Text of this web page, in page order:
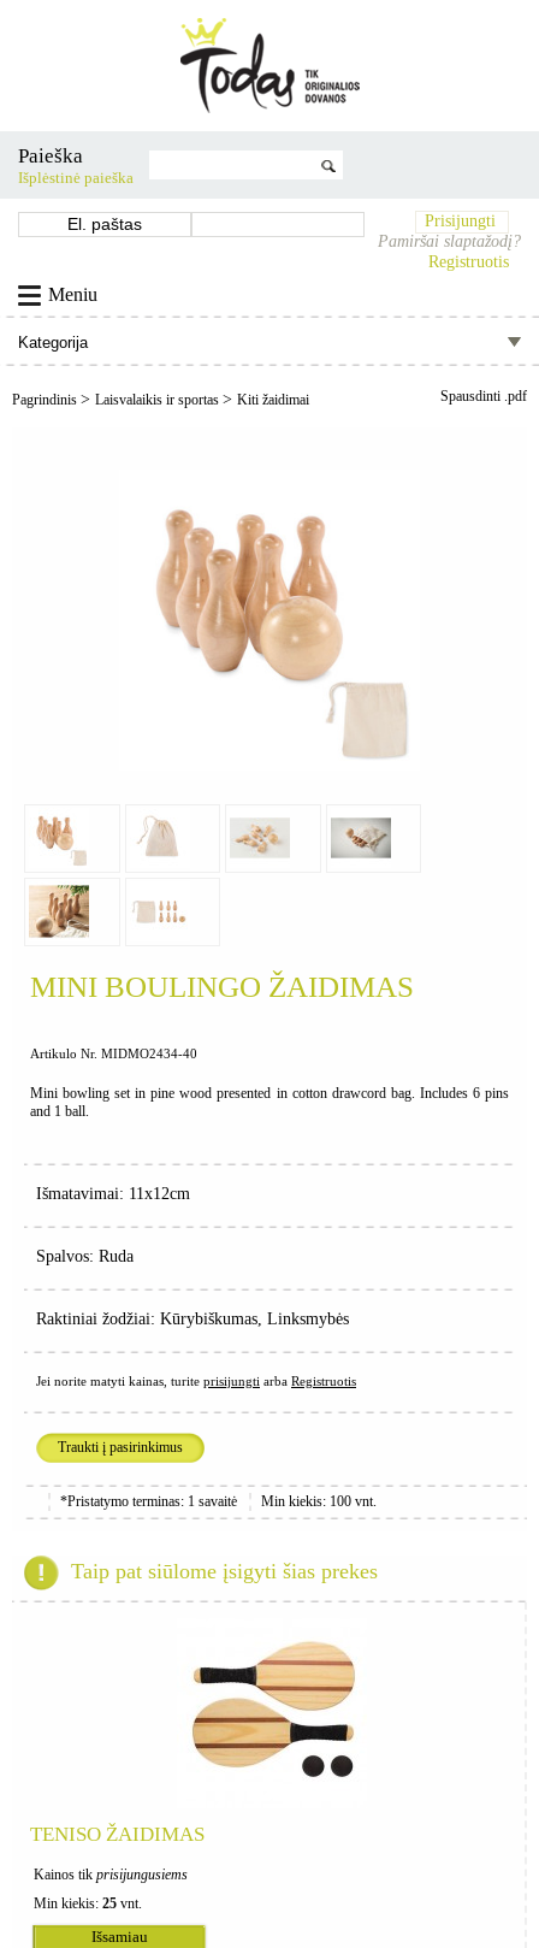
Paieška
Išplėstinė paieška
Prisijungti
Pamiršai slaptažodį?
Registruotis
Meniu
Pagrindinis > Laisvalaikis ir sportas > Kiti žaidimai Spausdinti .pdf
MINI BOULINGO ŽAIDIMAS
Artikulo Nr. MIDMO2434-40
Mini bowling set in pine wood presented in cotton drawcord bag. Includes 6 pins
and 1 ball.
Išmatavimai: 11x12cm
Spalvos: Ruda
Raktiniai žodžiai: Kūrybiškumas, Linksmybės
Jei norite matyti kainas, turite prisijungti arba Registruotis
Traukti į pasirinkimus
*Pristatymo terminas: 1 savaitė Min kiekis: 100 vnt.
Taip pat siūlome įsigyti šias prekes
TENISO ŽAIDIMAS
Kainos tik prisijungusiems
Min kiekis: 25 vnt.
Išsamiau